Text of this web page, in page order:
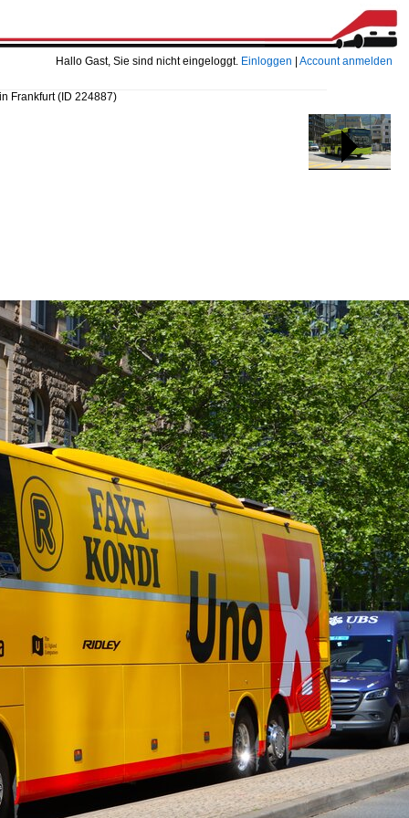
Hallo Gast, Sie sind nicht eingeloggt. Einloggen Account anmelden
Frankfurt(ID 224887)